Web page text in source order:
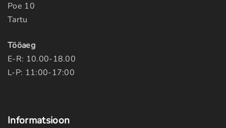
Poe 10
Tartu
Tööaeg
E-R: 10.00-18.00
L-P: 11:00-17:00
Informatsioon